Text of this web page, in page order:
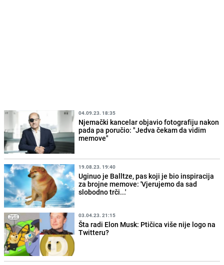
04.09.23. 18:35
Njemački kancelar objavio fotografiju nakon
pada pa poručio: "Jedva čekam da vidim
memove"
19.08.23. 19:40
Uginuo je Balltze, pas koji je bio inspiracija
za brojne memove: 'Vjerujemo da sad
slobodno trči...'
03.04.23. 21:15
Šta radi Elon Musk: Ptičica više nije logo na
Twitteru?